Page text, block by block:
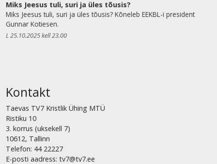
Miks Jeesus tuli, suri ja üles tõusis?
Miks Jeesus tuli, suri ja üles tõusis? Kõneleb EEKBL-i president
Gunnar Kotiesen.
L 25.10.2025 kell 23.00
Kontakt
Taevas TV7 Kristlik Ühing MTÜ
Ristiku 10
3. korrus (uksekell 7)
10612, Tallinn
Telefon: 44 22227
E-posti aadress: tv7@tv7.ee